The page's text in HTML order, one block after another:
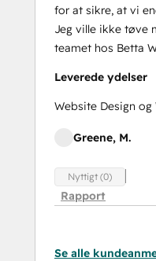
for at sikre, at vi
Jeg ville ikke tøve
teamet hos Betta
Leverede ydelser
Website Design
Greene, M.
Nyttigt (0)
Rapport
Se alle